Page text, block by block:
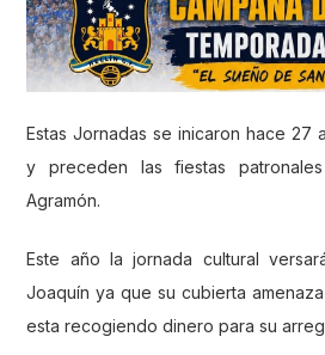
Estas Jornadas se inicaron hace 27
y preceden las fiestas
Agramón.
Este año la jornada cultural
Joaquín ya que su cubierta
esta recogiendo dinero para su